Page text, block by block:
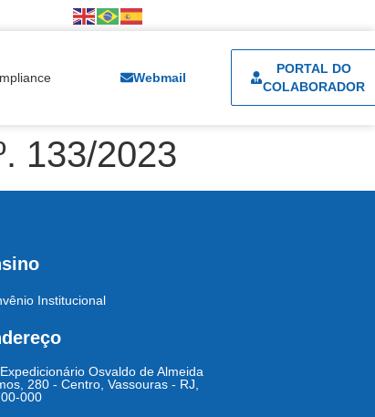
Webmail
PORTAL DO
COLABORADOR
133/2023
Institucional
Osvaldo de Almeida
280 - Centro, Vassouras - RJ,
000